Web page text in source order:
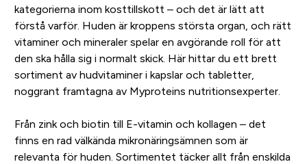
kategorierna inom kosttillskott – och det är lätt att
förstå varför. Huden är kroppens största organ, och rätt
vitaminer och mineraler spelar en avgörande roll för att
den ska hålla sig i normalt skick. Här hittar du ett brett
sortiment av hudvitaminer i kapslar och tabletter,
noggrant framtagna av Myproteins nutritionsexperter.
Från zink och biotin till E-vitamin och kollagen – det
finns en rad välkända mikronäringsämnen som är
relevanta för huden. Sortimentet täcker allt från enskilda